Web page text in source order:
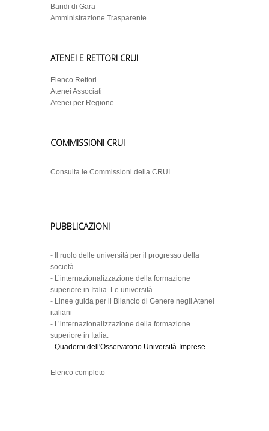
Bandi di Gara
Amministrazione Trasparente
ATENEI E RETTORI CRUI
Elenco Rettori
Atenei Associati
Atenei per Regione
COMMISSIONI CRUI
Consulta le Commissioni della CRUI
PUBBLICAZIONI
-
Il ruolo delle università per il progresso della
società
- L’internazionalizzazione della formazione
superiore in Italia. Le università
- Linee guida per il Bilancio di Genere negli Atenei
italiani
- L’internazionalizzazione della formazione
superiore in Italia.
- Quaderni dell'Osservatorio Università-Imprese
Elenco completo